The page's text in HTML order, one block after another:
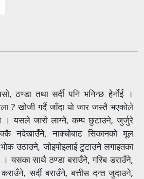
ठण्डा तथा सर्दी पनि भनिन्छ हेर्नोई ।
? खोजी गर्दै जाँदा यो जार जस्तै भएकोले
। यसले जारो लाग्ने, कम्प छुटाउने, जुर्जुरे
नदेखाउँने, नाक्चोबाट सिकानको मूल
भोक उठाउने, जोइपोइलाई टुटाउने लगाइतका
। यसका साथै ठण्डा बराउँने, गरिब डराउँने,
सर्दी बराउँने, बत्तीस दन्त जुदाउने,